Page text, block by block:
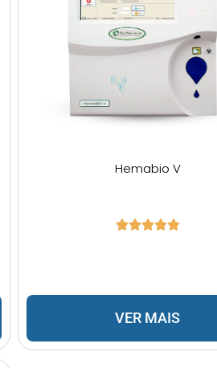
Hemabio V
VER MAIS